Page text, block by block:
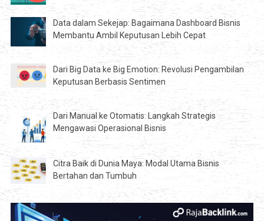
Data dalam Sekejap: Bagaimana Dashboard Bisnis
Membantu Ambil Keputusan Lebih Cepat
Dari Big Data ke Big Emotion: Revolusi Pengambilan
Keputusan Berbasis Sentimen
Dari Manual ke Otomatis: Langkah Strategis
Mengawasi Operasional Bisnis
Citra Baik di Dunia Maya: Modal Utama Bisnis
Bertahan dan Tumbuh